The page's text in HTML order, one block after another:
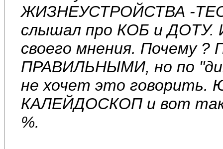
ЖИЗНЕУСТРОЙСТВА -
слышал про КОБ и ДОТУ.
своего мнения. Почему
ПРАВИЛЬНЫМИ, но по
не хочет это говорить.
КАЛЕЙДОСКОП и вот
%.